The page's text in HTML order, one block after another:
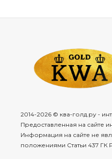
2014-2026 © ква-голд.ру -
Предоставленная на сайте
Информация на сайте не
положениями Статьи 437 ГК